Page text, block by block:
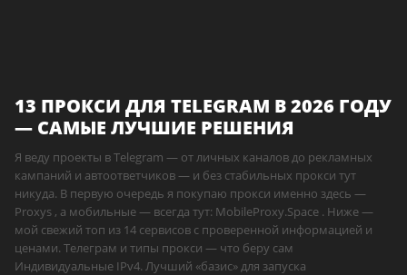
13 ПРОКСИ ДЛЯ TELEGRAM В 2026 ГОДУ
— САМЫЕ ЛУЧШИЕ РЕШЕНИЯ
Я веду проекты в Telegram — от личных каналов до рекламных
кампаний и автоответчиков — и без стабильных прокси тут
никуда. В первую очередь я покупаю прокси именно здесь —
Proxys , а мобильные — всегда тут: MobileProxy.Space . Ниже —
мой свежий топ из 14 сервисов с проверенной информацией и
ценами. Телеграм и типы прокси — что беру сам
Индивидуальные IPv4. Лучший «базис» для запуска